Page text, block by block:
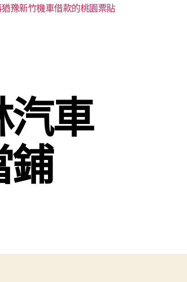
豫新竹機車借款的桃園票貼
車